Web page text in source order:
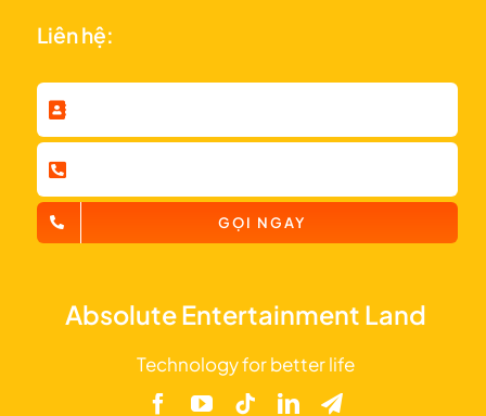
Absolute Entertainment Land
Technology for better life
Liên hệ:
GỌI NGAY